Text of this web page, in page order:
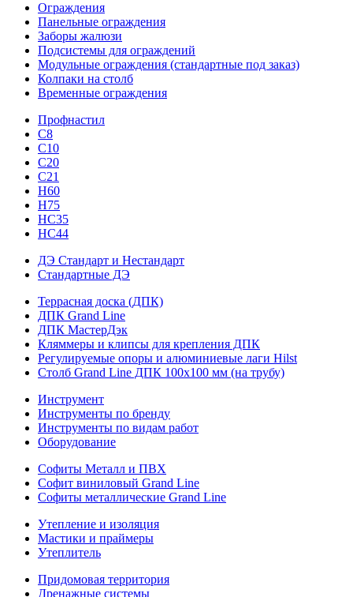
Ограждения
Панельные ограждения
Заборы жалюзи
Подсистемы для ограждений
Модульные ограждения (стандартные под заказ)
Колпаки на столб
Временные ограждения
Профнастил
С8
С10
С20
С21
H60
H75
HС35
НС44
ДЭ Стандарт и Нестандарт
Стандартные ДЭ
Террасная доска (ДПК)
ДПК Grand Line
ДПК МастерДэк
Кляммеры и клипсы для крепления ДПК
Регулируемые опоры и алюминиевые лаги Hilst
Столб Grand Line ДПК 100х100 мм (на трубу)
Инструмент
Инструменты по бренду
Инструменты по видам работ
Оборудование
Софиты Металл и ПВХ
Софит виниловый Grand Line
Софиты металлические Grand Line
Утепление и изоляция
Мастики и праймеры
Утеплитель
Придомовая территория
Дренажные системы